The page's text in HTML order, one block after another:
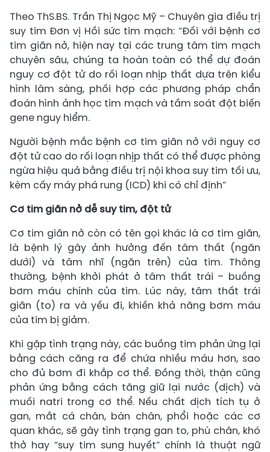
Theo ThS.BS. Trần Thị Ngọc Mỹ – Chuyên gia điều trị
suy tim Đơn vị Hồi sức tim mạch: “Đối với bệnh cơ
tim giãn nở, hiện nay tại các trung tâm tim mạch
chuyên sâu, chúng ta hoàn toàn có thể dự đoán
nguy cơ đột tử do rối loạn nhịp thất dựa trên kiểu
hình lâm sàng, phối hợp các phương pháp chẩn
đoán hình ảnh học tim mạch và tầm soát đột biến
gene nguy hiểm.
Người bệnh mắc bệnh cơ tim giãn nở với nguy cơ
đột tử cao do rối loạn nhịp thất có thể được phòng
ngừa hiệu quả bằng điều trị nội khoa suy tim tối ưu,
kèm cấy máy phá rung (ICD) khi có chỉ định”
Cơ tim giãn nở dễ suy tim, đột tử
Cơ tim giãn nở còn có tên gọi khác là cơ tim giãn,
là bệnh lý gây ảnh hưởng đến tâm thất (ngăn
dưới) và tâm nhĩ (ngăn trên) của tim. Thông
thường, bệnh khởi phát ở tâm thất trái – buồng
bơm máu chính của tim. Lúc này, tâm thất trái
giãn (to) ra và yếu đi, khiến khả năng bơm máu
của tim bị giảm.
Khi gặp tình trạng này, các buồng tim phản ứng lại
bằng cách căng ra để chứa nhiều máu hơn, sao
cho đủ bơm đi khắp cơ thể. Đồng thời, thận cũng
phản ứng bằng cách tăng giữ lại nước (dịch) và
muối natri trong cơ thể. Nếu chất dịch tích tụ ở
gan, mắt cá chân, bàn chân, phổi hoặc các cơ
quan khác, sẽ gây tình trạng gan to, phù chân, khó
thở hay “suy tim sung huyết” chính là thuật ngữ